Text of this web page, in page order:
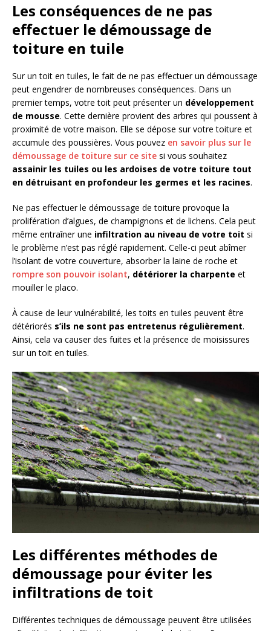
Les conséquences de ne pas
effectuer le démoussage de
toiture en tuile
Sur un toit en tuiles, le fait de ne pas effectuer un démoussage
peut engendrer de nombreuses conséquences. Dans un
premier temps, votre toit peut présenter un développement
de mousse. Cette dernière provient des arbres qui poussent à
proximité de votre maison. Elle se dépose sur votre toiture et
accumule des poussières. Vous pouvez en savoir plus sur le
démoussage de toiture sur ce site si vous souhaitez
assainir les tuiles ou les ardoises de votre toiture tout
en détruisant en profondeur les germes et les racines.
Ne pas effectuer le démoussage de toiture provoque la
prolifération d’algues, de champignons et de lichens. Cela peut
même entraîner une infiltration au niveau de votre toit si
le problème n’est pas réglé rapidement. Celle-ci peut abîmer
l’isolant de votre couverture, absorber la laine de roche et
rompre son pouvoir isolant, détériorer la charpente et
mouiller le placo.
À cause de leur vulnérabilité, les toits en tuiles peuvent être
détériorés s’ils ne sont pas entretenus régulièrement.
Ainsi, cela va causer des fuites et la présence de moisissures
sur un toit en tuiles.
Les différentes méthodes de
démoussage pour éviter les
infiltrations de toit
Différentes techniques de démoussage peuvent être utilisées